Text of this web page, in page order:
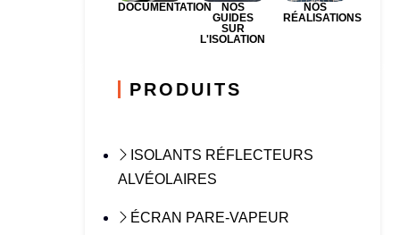
DOCUMENTATION
NOS
GUIDES
SUR
L'ISOLATION
NOS
RÉALISATIONS
PRODUITS
ISOLANTS RÉFLECTEURS
ALVÉOLAIRES
ÉCRAN PARE-VAPEUR